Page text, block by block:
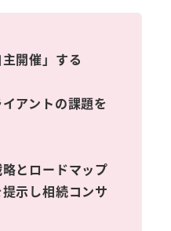
開催」する
アントの課題を
とロードマップ
示し相続コンサ